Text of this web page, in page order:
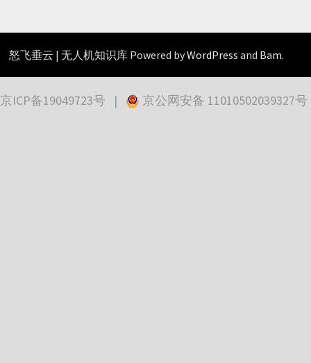
怒飞垂云 | 无人机知识库 Powered byWordPress and Bam.
京ICP备19049723号 | 京公网安备 11010502039327号